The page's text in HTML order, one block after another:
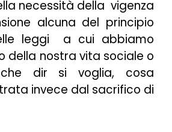
necessità della vigenza
alcuna del principio
leggi a cui abbiamo
della nostra vita sociale o
che dir si voglia, cosa
invece dal sacrifico di